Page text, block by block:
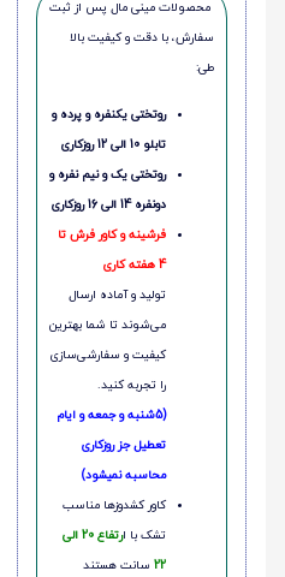
محصولات مینی‌ مال پس از ثبت
سفارش، با دقت و کیفیت بالا
طی:
روتختی یکنفره و پرده و
تابلو 10 الی 12 روزکاری
روتختی یک و نیم نفره و
دونفره 14 الی 16 روزکاری
فرشینه و کاور فرش تا
4 هفته کاری
تولید و آماده ارسال
می‌شوند تا شما بهترین
کیفیت و سفارشی‌سازی
را تجربه کنید.
(5شنبه و جمعه و ایام
تعطیل جز روزکاری
محاسبه نمیشود)
کاور کشدوزها مناسب
تشک با ا
رتفاع 20 الی
22 سانت هستند